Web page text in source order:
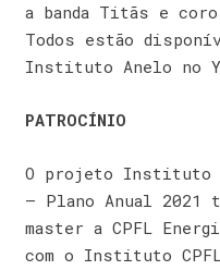
a banda Titãs e
Todos estão
Instituto Anelo no
PATROCÍNIO
O projeto Instituto
– Plano Anual 2021
master a CPFL
com o Instituto